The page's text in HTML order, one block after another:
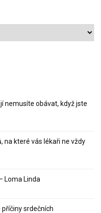
nemusíte obávat, když jste
na které vás lékaři ne vždy
Loma Linda
příčiny srdečních